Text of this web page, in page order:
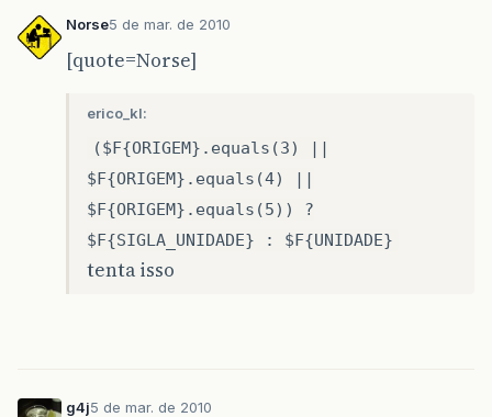
Norse5 de mar. de 2010
[quote=Norse]
erico_kl:
($F{ORIGEM}.equals(3) ||
$F{ORIGEM}.equals(4) ||
$F{ORIGEM}.equals(5)) ?
$F{SIGLA_UNIDADE} : $F{UNIDADE}
tenta isso
g4j5 de mar. de 2010